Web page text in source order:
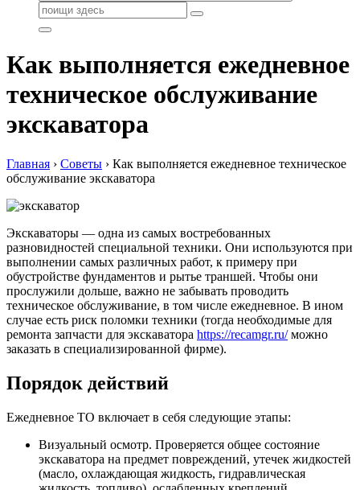
Поиск:
Как выполняется ежедневное
техническое обслуживание
экскаватора
Главная › Советы › Как выполняется ежедневное техническое
обслуживание экскаватора
Экскаваторы — одна из самых востребованных
разновидностей специальной техники. Они используются при
выполнении самых различных работ, к примеру при
обустройстве фундаментов и рытье траншей. Чтобы они
прослужили дольше, важно не забывать проводить
техническое обслуживание, в том числе ежедневное. В ином
случае есть риск поломки техники (тогда необходимые для
ремонта запчасти для экскаватора https://recamgr.ru/можно
заказать в специализированной фирме).
Порядок действий
Ежедневное ТО включает в себя следующие этапы:
Визуальный осмотр. Проверяется общее состояние
экскаватора на предмет повреждений, утечек жидкостей
(масло, охлаждающая жидкость, гидравлическая